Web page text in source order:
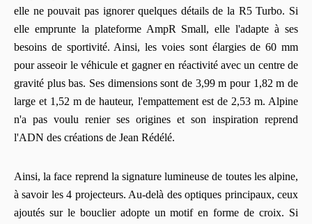
elle ne pouvait pas ignorer quelques détails de la R5 Turbo. Si
elle emprunte la plateforme AmpR Small, elle l'adapte à ses
besoins de sportivité. Ainsi, les voies sont élargies de 60 mm
pour asseoir le véhicule et gagner en réactivité avec un centre de
gravité plus bas. Ses dimensions sont de 3,99 m pour 1,82 m de
large et 1,52 m de hauteur, l'empattement est de 2,53 m. Alpine
n'a pas voulu renier ses origines et son inspiration reprend
l'ADN des créations de Jean Rédélé.
Ainsi, la face reprend la signature lumineuse de toutes les alpine,
à savoir les 4 projecteurs. Au-delà des optiques principaux, ceux
ajoutés sur le bouclier adopte un motif en forme de croix. Si